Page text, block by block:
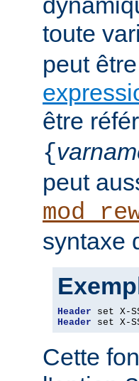
toute
peut
être
{
peut
syntaxe
Header set X-
Header set X-
Cette